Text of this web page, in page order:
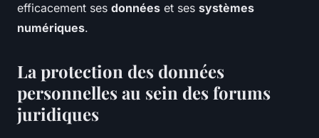
efficacement ses données et ses systèmes
numériques.
La protection des données
personnelles au sein des forums
juridiques